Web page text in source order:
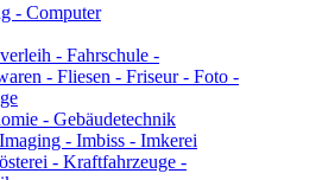
- Computer
- Fahrschule -
- Fliesen - Friseur - Foto -
- Gebäudetechnik
- Imbiss - Imkerei
- Kraftfahrzeuge -